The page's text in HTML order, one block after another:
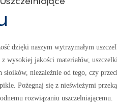
dzięki naszym wytrzymałym
wysokiej jakości materiałów,
niezależnie od tego, czy
Pożegnaj się z nieświeżymi
rozwiązaniu uszczelniającemu.